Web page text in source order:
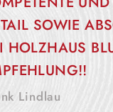
SOWIE
HOLZHAUS
Lindlau